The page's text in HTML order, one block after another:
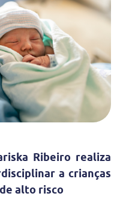
Ribeiro realiza
a crianças
alto risco